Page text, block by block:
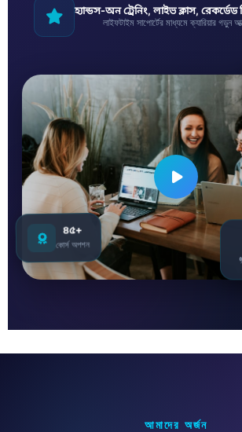
হ্যান্ডস-অন ট্রেনিং, লাইভ ক্লাস, রেকর্ডেড
লাইফটাইম সাপোর্টের মাধ্যমে ক্যারিয়ার গড়ুন
৪৫+
কোর্স অপশন
আমাদের অর্জন